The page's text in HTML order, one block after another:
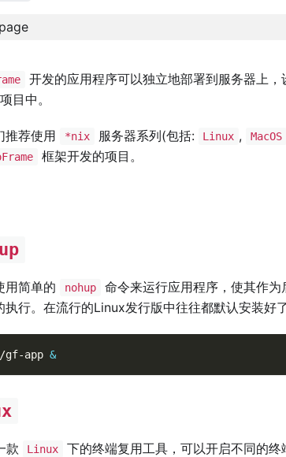
开发的应用程序可以独立地部署到服务器上
目中。
推荐使用 *nix 服务器系列(包括: Linux , MacOS
框架开发的项目。
用简单的 nohup
命令来运行应用程序，使其作
执行。在流行的Linux发行版中往往都默认安装好
app &
款 Linux
下的终端复用工具，可以开启不同的